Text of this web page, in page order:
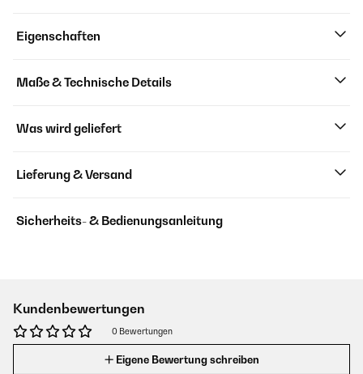
Eigenschaften
Maße & Technische Details
Was wird geliefert
Lieferung & Versand
Sicherheits- & Bedienungsanleitung
Kundenbewertungen
0 Bewertungen
Eigene Bewertung schreiben